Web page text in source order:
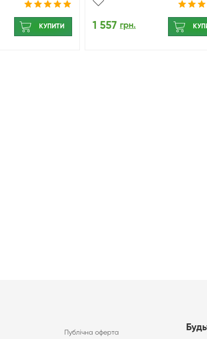
КУПИТИ 1 557 грн.
Публічна оферта